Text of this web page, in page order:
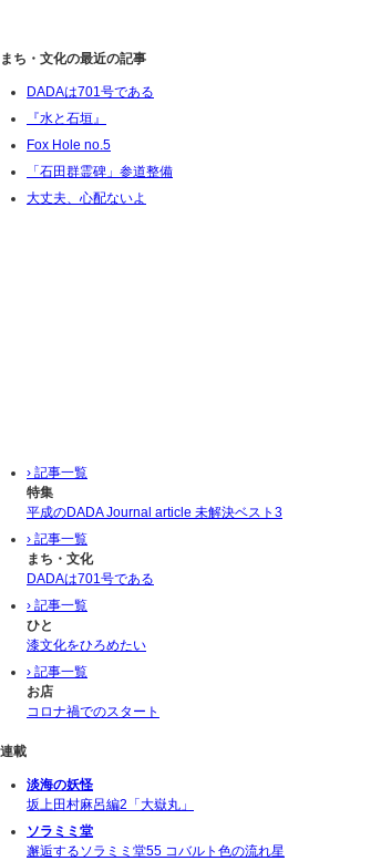
まち・文化の最近の記事
DADAは701号である
『水と石垣』
Fox Hole no.5
「石田群霊碑」参道整備
大丈夫、心配ないよ
› 記事一覧
特集
平成のDADA Journal article 未解決ベスト3
› 記事一覧
まち・文化
DADAは701号である
› 記事一覧
ひと
漆文化をひろめたい
› 記事一覧
お店
コロナ禍でのスタート
連載
淡海の妖怪
坂上田村麻呂編2「大嶽丸」
ソラミミ堂
邂逅するソラミミ堂55 コバルト色の流れ星